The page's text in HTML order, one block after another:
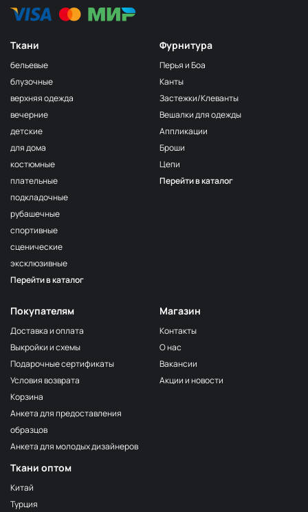
Ткани
бельевые
блузочные
верхняя одежда
вечерние
детские
для дома
костюмные
плательные
подкладочные
рубашечные
спортивные
сценические
эксклюзивные
Перейти в каталог
Фурнитура
Перья и Боа
Канты
Застежки/Клеванты
Вешалки для одежды
Аппликации
Броши
Цепи
Перейти в каталог
Покупателям
Доставка и оплата
Выкройки и схемы
Подарочные сертификаты
Условия возврата
Корзина
Анкета для предоставления
образцов
Анкета для молодых дизайнеров
Ткани оптом
Китай
Турция
Магазин
Контакты
О нас
Вакансии
Акции и новости